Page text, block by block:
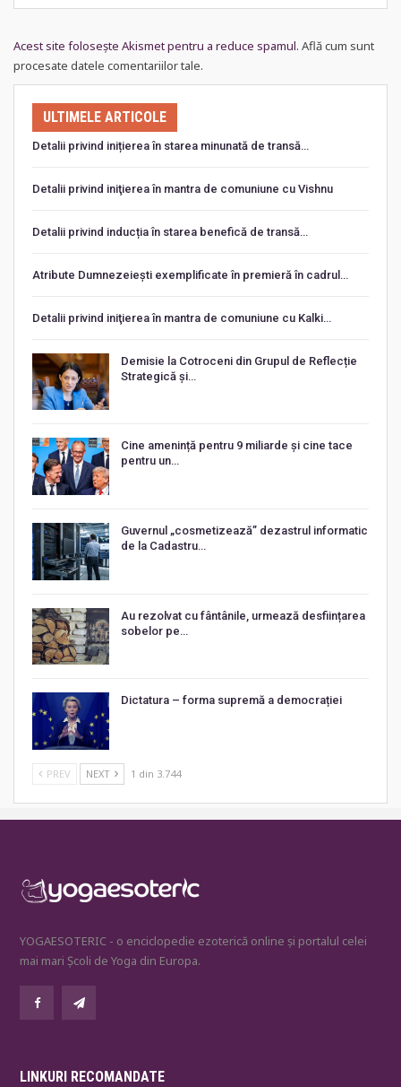
Acest site folosește Akismet pentru a reduce spamul. Află cum sunt
procesate datele comentariilor tale.
ULTIMELE ARTICOLE
Detalii privind inițierea în starea minunată de transă…
Detalii privind iniţierea în mantra de comuniune cu Vishnu
Detalii privind inducția în starea benefică de transă…
Atribute Dumnezeiești exemplificate în premieră în cadrul…
Detalii privind iniţierea în mantra de comuniune cu Kalki…
Demisie la Cotroceni din Grupul de Reflecție
Strategică și…
Cine amenință pentru 9 miliarde și cine tace
pentru un…
Guvernul „cosmetizează” dezastrul informatic
de la Cadastru…
Au rezolvat cu fântânile, urmează desființarea
sobelor pe…
Dictatura – forma supremă a democrației
PREV NEXT 1 din 3.744
YOGAESOTERIC - o enciclopedie ezoterică online și portalul celei
mai mari Școli de Yoga din Europa.
LINKURI RECOMANDATE